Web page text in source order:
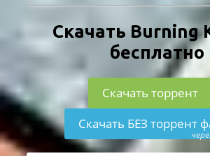
Скачать Burning
бесплатно
Скачать торрент
Скачать БЕЗ торрент